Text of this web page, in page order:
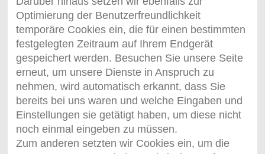
Optimierung der Benutzerfreundlichkeit
temporäre Cookies ein, die für einen bestimmten
festgelegten Zeitraum auf Ihrem Endgerät
gespeichert werden. Besuchen Sie unsere Seite
erneut, um unsere Dienste in Anspruch zu
nehmen, wird automatisch erkannt, dass Sie
bereits bei uns waren und welche Eingaben und
Einstellungen sie getätigt haben, um diese nicht
noch einmal eingeben zu müssen.
Zum anderen setzten wir Cookies ein, um die